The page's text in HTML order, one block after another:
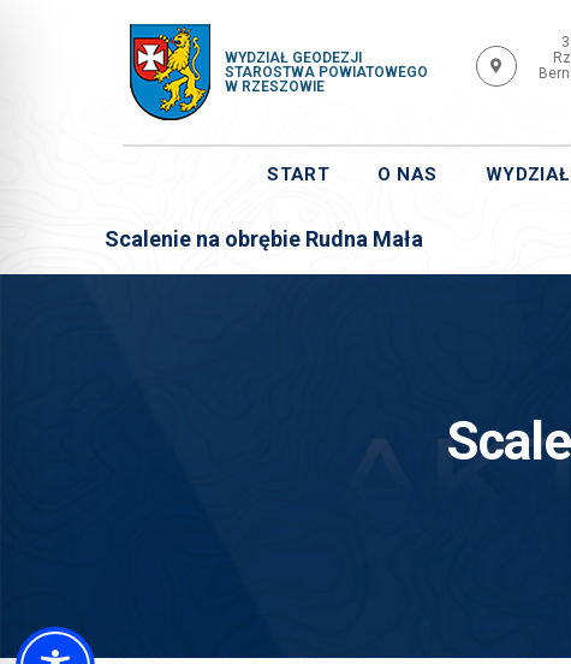
WYDZIAŁ GEODEZJI
STAROSTWA POWIATOWEGO
W RZESZOWIE
START O NAS
Scalenie na obrębie Rudna Mała